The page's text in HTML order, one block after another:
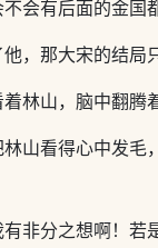
会有后面的金国
，那大宋的结局
着林山，脑中翻腾
山看得心中发毛
非分之想啊！若